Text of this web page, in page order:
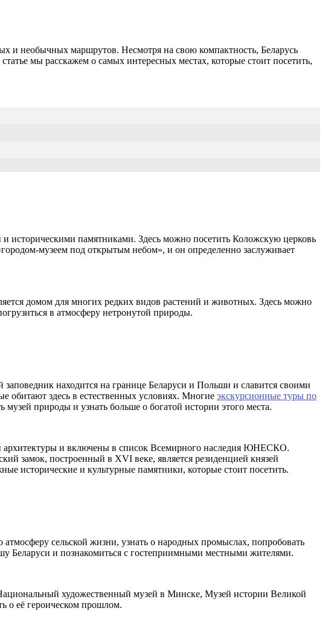
и необычных маршрутов. Несмотря на свою компактность, Беларусь
мы расскажем о самых интересных местах, которые стоит посетить,
историческими памятниками. Здесь можно посетить Коложскую церковь
музеем под открытым небом», и он определенно заслуживает
домом для многих редких видов растений и животных. Здесь можно
в атмосферу нетронутой природы.
находится на границе Беларуси и Польши и славится своими
здесь в естественных условиях. Многие экскурсионные туры по
природы и узнать больше о богатой истории этого места.
архитектуры и включены в список Всемирного наследия ЮНЕСКО.
замок, построенный в XVI веке, является резиденцией князей
исторические и культурные памятники, которые стоит посетить.
сельской жизни, узнать о народных промыслах, попробовать
Беларуси и познакомиться с гостеприимными местными жителями.
художественный музей в Минске, Музей истории Великой
о её героическом прошлом.